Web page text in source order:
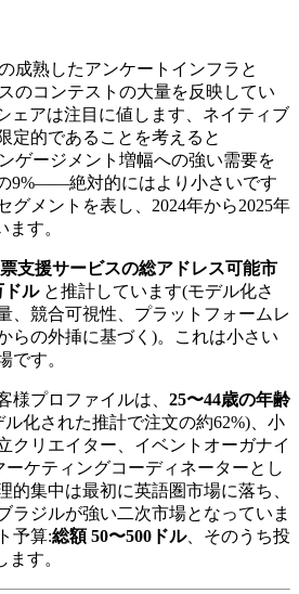
成熟したアンケートインフラと
のコンテストの大量を反映してい
ェアは注目に値します、ネイティブ
定的であることを考えると
ゲージメント増幅への強い需要を
9%――絶対的にはより小さいです
メントを表し、2024年から2025年
す。
支援サービスの総アドレス可能市
ドルと推計しています(モデル化さ
、競合可視性、プラットフォームレ
らの外挿に基づく)。これは小さい
です。
様プロファイルは、 25〜44歳の年齢
化された推計で注文の約62%)、小
クリエイター、イベントオーガナイ
ケティングコーディネーターとし
的集中は最初に英語圏市場に落ち、
ラジルが強い二次市場となっていま
予算:総額 50〜500ドル、そのうち投
ます。